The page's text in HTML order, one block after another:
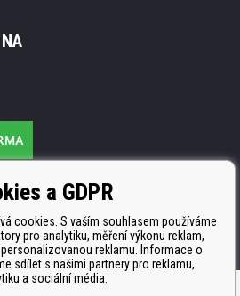
a GDPR
cookies. S vaším souhlasem používáme
pro analytiku, měření výkonu reklam,
reklamu. Informace o
sdílet s našimi partnery pro reklamu,
a sociální média.